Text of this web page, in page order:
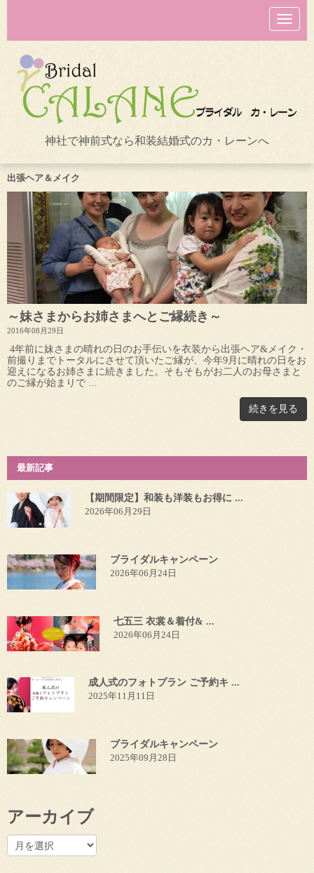
N
a
v
o
n
神社で神前式なら和装結婚式のカ・レーンへ
出張ヘア＆メイク
～妹さまからお姉さまへとご縁続き～
2016年08月29日
4年前に妹さまの晴れの日のお手伝いを衣装から出張ヘア&メイク・
前撮りまでトータルにさせて頂いたご縁が、今年9月に晴れの日をお
迎えになるお姉さまに続きました。そもそもがお二人のお母さまと
のご縁が始まりで ...
続きを見る
最新記事
【期間限定】和装も洋装もお得に ...
2026年06月29日
ブライダルキャンペーン
2026年06月24日
七五三 衣裳＆着付& ...
2026年06月24日
成人式のフォトプラン ご予約キ ...
2025年11月11日
ブライダルキャンペーン
2025年09月28日
アーカイブ